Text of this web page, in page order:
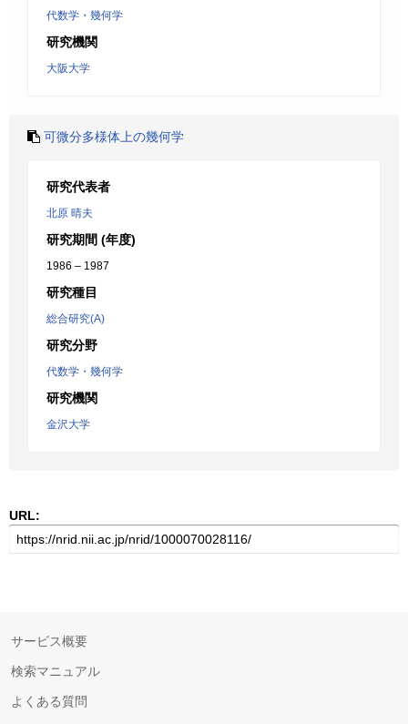
代数学・幾何学
研究機関
大阪大学
可微分多様体上の幾何学
研究代表者
北原 晴夫
研究期間 (年度)
1986 – 1987
研究種目
総合研究(A)
研究分野
代数学・幾何学
研究機関
金沢大学
URL:
サービス概要
検索マニュアル
よくある質問